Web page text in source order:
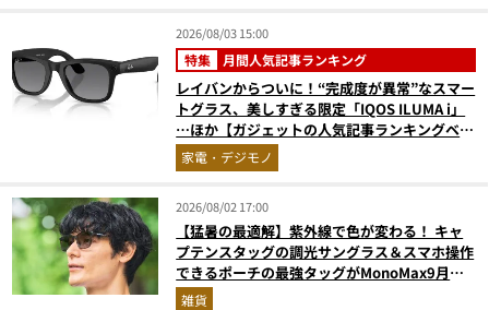
2026/08/03 15:00
特集 月間人気記事ランキング
レイバンからついに！“完成度が異常”なスマー
トグラス、美しすぎる限定「IQOS ILUMA i」
…ほか【ガジェットの人気記事ランキングベス
ト3】（2026年6月版）
家電・デジモノ
2026/08/02 17:00
【猛暑の最適解】紫外線で色が変わる！ キャ
プテンスタッグの調光サングラス＆スマホ操作
できるポーチの最強タッグがMonoMax9月号
増刊付録に登場
雑貨